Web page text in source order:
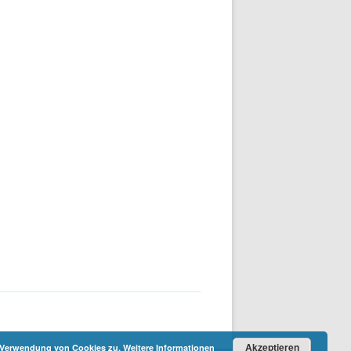
von Cookies zu. Weitere Informationen Akzeptieren